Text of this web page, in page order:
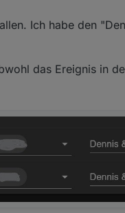
Ich habe den
das Ereignis in